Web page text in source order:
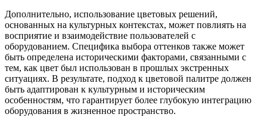
Дополнительно, использование цветовых решений,
основанных на культурных контекстах, может повлиять на
восприятие и взаимодействие пользователей с
оборудованием. Специфика выбора оттенков также может
быть определена историческими факторами, связанными с
тем, как цвет был использован в прошлых экстренных
ситуациях. В результате, подход к цветовой палитре должен
быть адаптирован к культурным и историческим
особенностям, что гарантирует более глубокую интеграцию
оборудования в жизненное пространство.